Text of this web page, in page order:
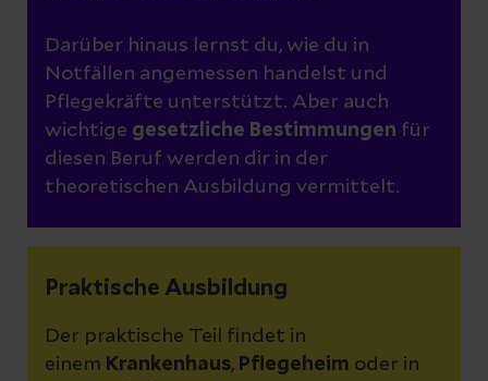
Darüber hinaus lernst du, wie du in
Notfällen angemessen handelst und
Pflegekräfte unterstützt. Aber auch
wichtige gesetzliche Bestimmungen für
diesen Beruf werden dir in der
theoretischen Ausbildung vermittelt.
Praktische Ausbildung
Der praktische Teil findet in
einem Krankenhaus, Pflegeheim oder in